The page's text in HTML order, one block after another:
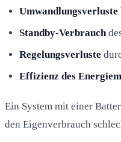
Umwandlungsverluste
Standby-Verbrauch
Regelungsverluste
Effizienz des
Ein System mit einer
den Eigenverbrauch